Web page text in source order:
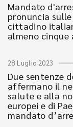
Mandato
pronuncia
cittadino
almeno
28 Luglio 2023
Due sentenze
affermano il
salute e alla
europei e di
mandato